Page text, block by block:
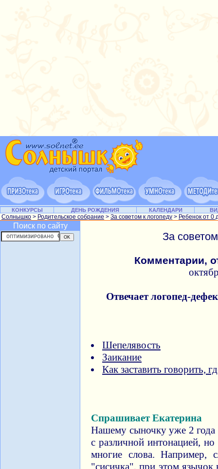
КОНКУРСЫ ДЕНЬ РОЖДЕНИЯ КАЛЕНДАРИ
Солнышко > Родительское собрание > За советом к логопеду > Ребенок от 0
Поиск по сайту
За
Комментарии,
Отвечает логопед-
Шепелявость
Заикание
Как заставить говорить,
Спрашивает Екатерина
Нашему сыночку уже 2 года
с различной интонацией,
многие слова. Например,
"сисичка", при этом язычок